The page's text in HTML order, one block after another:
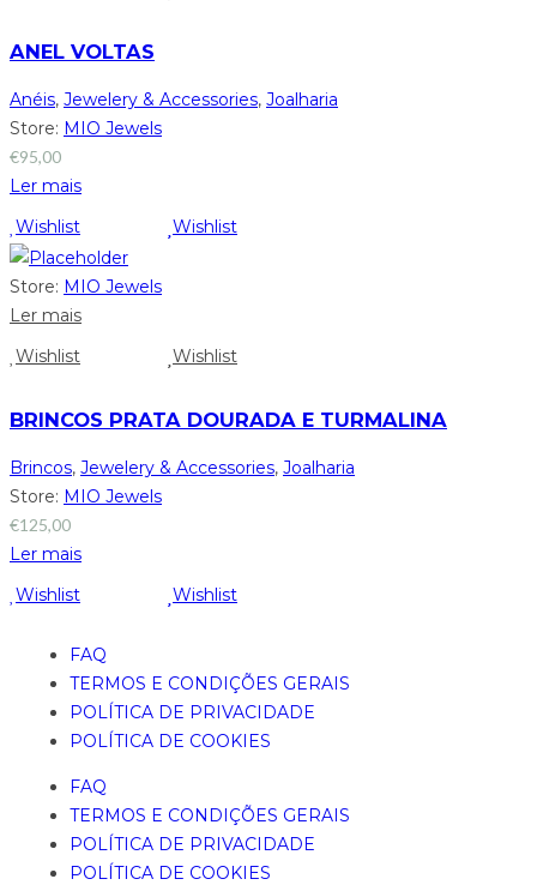
ANEL VOLTAS
Anéis, Jewelery & Accessories, Joalharia
Store: MIO Jewels
€95,00
Ler mais
Wishlist
Wishlist
Store: MIO Jewels
Ler mais
Wishlist
Wishlist
BRINCOS PRATA DOURADA E TURMALINA
Brincos, Jewelery & Accessories, Joalharia
Store: MIO Jewels
€125,00
Ler mais
Wishlist
Wishlist
FAQ
TERMOS E CONDIÇÕES GERAIS
POLÍTICA DE PRIVACIDADE
POLÍTICA DE COOKIES
FAQ
TERMOS E CONDIÇÕES GERAIS
POLÍTICA DE PRIVACIDADE
POLÍTICA DE COOKIES